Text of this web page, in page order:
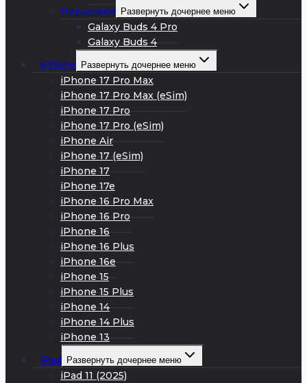
Наушники
Развернуть дочернее меню
Galaxy Buds 4 Pro
Galaxy Buds 4
iPhone
Развернуть дочернее меню
iPhone 17 Pro Max
iPhone 17 Pro Max (eSim)
iPhone 17 Pro
iPhone 17 Pro (eSim)
iPhone Air
iPhone 17 (eSim)
iPhone 17
iPhone 17e
iPhone 16 Pro Max
iPhone 16 Pro
iPhone 16
iPhone 16 Plus
iPhone 16e
iPhone 15
iPhone 15 Plus
iPhone 14
iPhone 14 Plus
iPhone 13
iPad Развернуть дочернее меню
iPad 11 (2025)